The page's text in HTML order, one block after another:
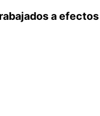
a efectos